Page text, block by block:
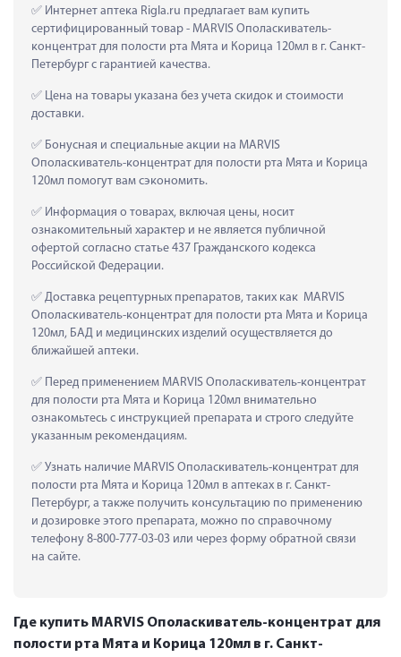
Интернет аптека Rigla.ru предлагает вам купить
сертифицированный товар - MARVIS Ополаскиватель-
концентрат для полости рта Мята и Корица 120мл в г. Санкт-
Петербург с гарантией качества.
Цена на товары указана без учета скидок и стоимости
доставки.
Бонусная и специальные акции на MARVIS
Ополаскиватель-концентрат для полости рта Мята и Корица
120мл помогут вам сэкономить.
Информация о товарах, включая цены, носит
ознакомительный характер и не является публичной
офертой согласно статье 437 Гражданского кодекса
Российской Федерации.
Доставка рецептурных препаратов, таких как  MARVIS
Ополаскиватель-концентрат для полости рта Мята и Корица
120мл, БАД и медицинских изделий осуществляется до
ближайшей аптеки.
Перед применением MARVIS Ополаскиватель-концентрат
для полости рта Мята и Корица 120мл внимательно
ознакомьтесь с инструкцией препарата и строго следуйте
указанным рекомендациям.
Узнать наличие MARVIS Ополаскиватель-концентрат для
полости рта Мята и Корица 120мл в аптеках в г. Санкт-
Петербург, а также получить консультацию по применению
и дозировке этого препарата, можно по справочному
телефону 8-800-777-03-03 или через форму обратной связи
на сайте.
Где купить MARVIS Ополаскиватель-концентрат для
полости рта Мята и Корица 120мл в г. Санкт-